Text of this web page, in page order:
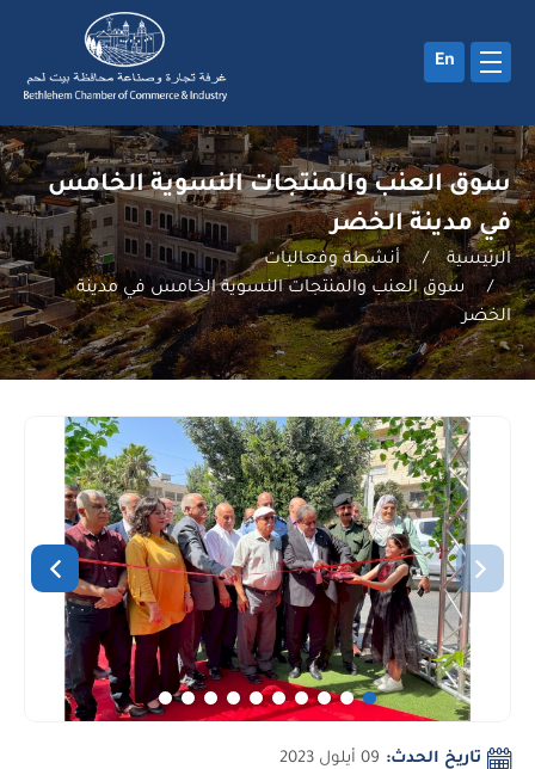
En
سوق العنب والمنتجات النسوية الخامس
في مدينة الخضر
الرئيسية /
أنشطة وفعاليات
/
سوق العنب والمنتجات النسوية الخامس في مدينة
الخضر
تاريخ الحدث: 09 أيلول 2023